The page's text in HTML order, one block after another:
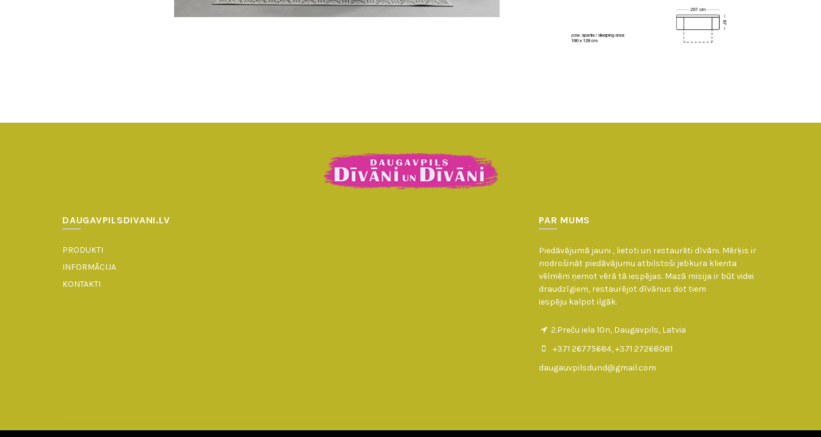
DAUGAVPILSDIVANI.LV
PRODUKTI
INFORMĀCIJA
KONTAKTI
PAR MUMS
Piedāvājumā jauni , lietoti un restaurēti dīvāni. Mērķis ir
nodrošināt piedāvājumu atbilstoši jebkura klienta
vēlmēm ņemot vērā tā iespējas. Mazā misija ir būt videi
draudzīgiem, restaurējot dīvānus dot tiem
iespēju kalpot ilgāk.
2.Preču iela 10n, Daugavpils, Latvia
+371 26775684, +371 27268081
daugauvpilsdund@gmail.com